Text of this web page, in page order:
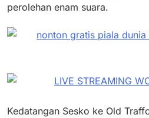
perolehan enam suara.
Kedatangan Sesko ke Old